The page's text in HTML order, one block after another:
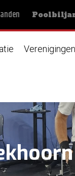
Verenigingen